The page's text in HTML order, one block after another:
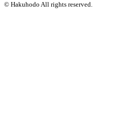
© Hakuhodo All rights reserved.